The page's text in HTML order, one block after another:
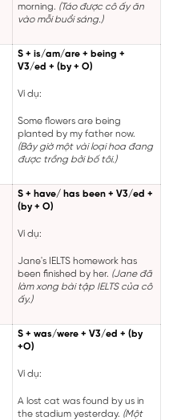
morning. (Táo được cô ấy ăn
vào mỗi buổi sáng.)
S + is/am/are + being +
V3/ed + (by + O)
Ví dụ:
Some flowers are being
planted by my father now.
(Bây giờ một vài loại hoa đang
được trồng bởi bố tôi.)
S + have/ has been + V3/ed +
(by + O)
Ví dụ:
Jane's IELTS homework has
been finished by her. (Jane đã
làm xong bài tập IELTS của cô
ấy.)
S + was/were + V3/ed + (by
+O)
Ví dụ:
A lost cat was found by us in
the stadium yesterday. (Một